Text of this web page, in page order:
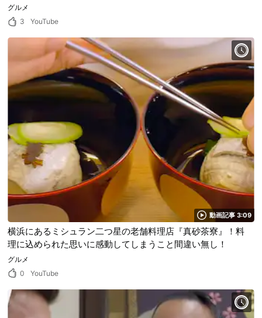
グルメ
3
YouTube
動画記事 3:09
横浜にあるミシュラン二つ星の老舗料理店『真砂茶寮』！料
理に込められた思いに感動してしまうこと間違い無し！
グルメ
0
YouTube